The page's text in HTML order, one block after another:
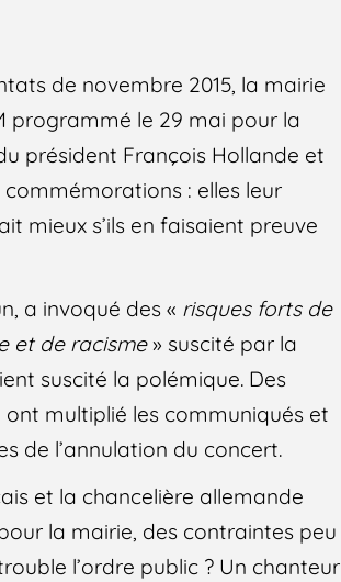
de novembre 2015, la mairie
programmé le 29 mai pour la
président François Hollande et
: elles leur
mieux s’ils en faisaient preuve
a invoqué des « risques forts de
et de racisme» suscité par la
suscité la polémique. Des
multiplié les communiqués et
de l’annulation du concert.
et la chancelière allemande
la mairie, des contraintes peu
l’ordre public ? Un chanteur